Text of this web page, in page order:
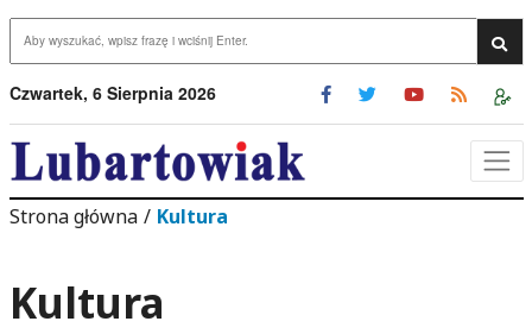
Czwartek, 6 Sierpnia 2026
Strona główna / Kultura
Kultura